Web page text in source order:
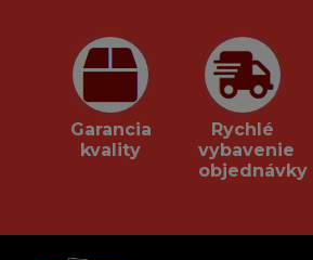
Garancia
kvality
Rychlé
vybavenie
objednávky